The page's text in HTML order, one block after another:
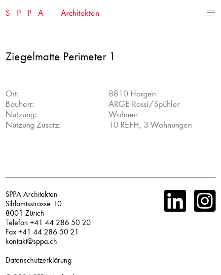
SPPA Architekten
Ziegelmatte Perimeter 1
Ort:
8810 Horgen
Bauherr:
ARGE Rossi/Spühler
Nutzung:
Wohnen
Nutzung Zusatz:
10 REFH, 3 Wohnungen
SPPA Architekten
Sihlamtsstrasse 10
8001 Zürich
Telefon +41 44 286 50 20
Fax +41 44 286 50 21
kontakt@sppa.ch
Datenschutzerklärung